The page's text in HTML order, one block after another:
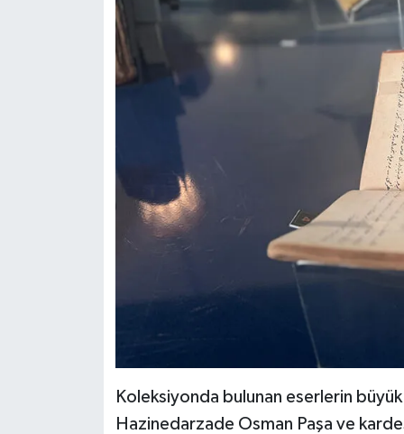
Koleksiyonda bulunan eserlerin
Hazinedarzade Osman Paşa ve
İstanbul Müftülüğü
İzmir Müftülüğü
Kahramanmaraş Müftülüğü
Karaman Müftülüğü
Kars Müftülüğü
Kayseri Müftülüğü
Kırıkkale Müftülüğü